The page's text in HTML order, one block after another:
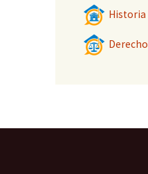
Historia
Derecho